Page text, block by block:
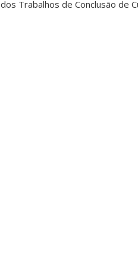
dos Trabalhos de Conclusão de